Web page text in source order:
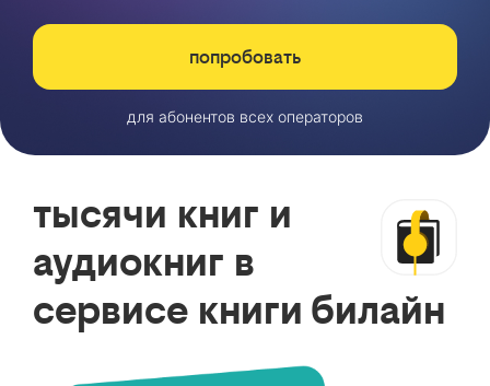
попробовать
для абонентов всех операторов
тысячи книг и
аудиокниг в
сервисе книги билайн